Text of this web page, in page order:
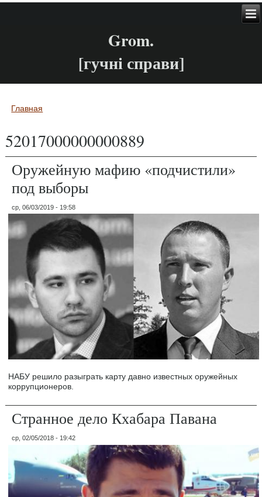
Grom.
[гучні справи]
Вы здесь
Главная
52017000000000889
Оружейную мафию «подчистили»
под выборы
ср, 06/03/2019 - 19:58
НАБУ решило разыграть карту давно известных оружейных
коррупционеров.
Странное дело Кхабара Павана
ср, 02/05/2018 - 19:42